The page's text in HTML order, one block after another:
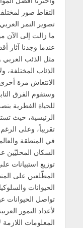
التقاط صور
تصوير النمر
ما زالت إلى الآن
عندما وجدنا آثار
مثل الذئب العربي
الذئاب المختلفة،
الانتعاش مرة
وستقوم الفرق
تقريباً، وعلى
في المنطقة
السكان المحليّين
المطّلعين على
الحيوانات
تواصل
لأعداد النمور
المعلومات اللازمة